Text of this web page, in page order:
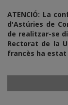
ATENCIÓ: La
d'Astúries de
de realitzar-se
Rectorat de la
francès ha estat